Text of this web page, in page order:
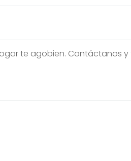
te agobien. Contáctanos